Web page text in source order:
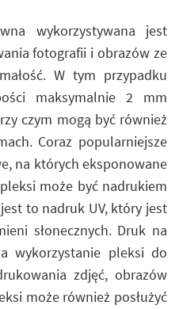
wykorzystywana jest
fotografii i obrazów ze
W tym przypadku
maksymalnie 2 mm
czym mogą być również
Coraz popularniejsze
na których eksponowane
może być nadrukiem
to nadruk UV, który jest
słonecznych. Druk na
wykorzystanie pleksi do
zdjęć, obrazów
może również posłużyć